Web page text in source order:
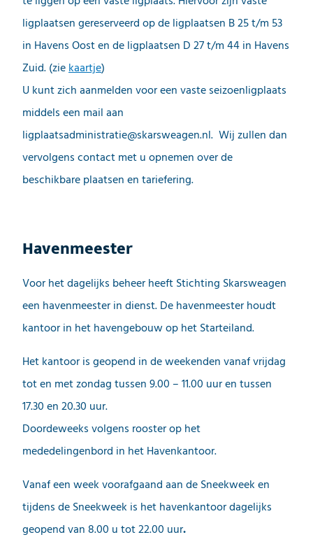
ligplaatsen gereserveerd op de ligplaatsen B 25 t/m 53
in Havens Oost en de ligplaatsen D 27 t/m 44 in Havens
Zuid. (ziekaartje)
U kunt zich aanmelden voor een vaste seizoenligplaats
middels een mail aan
ligplaatsadministratie@skarsweagen.nl. Wij zullen dan
vervolgens contact met u opnemen over de
beschikbare plaatsen en tariefering.
Havenmeester
Voor het dagelijks beheer heeft Stichting Skarsweagen
een havenmeester in dienst. De havenmeester houdt
kantoor in het havengebouw op het Starteiland.
Het kantoor is geopend in de weekenden vanaf vrijdag
tot en met zondag tussen 9.00 – 11.00 uur en tussen
17.30 en 20.30 uur.
Doordeweeks volgens rooster op het
mededelingenbord in het Havenkantoor.
Vanaf een week voorafgaand aan de Sneekweek en
tijdens de Sneekweek is het havenkantoor dagelijks
geopend van 8.00 u tot 22.00 uur.